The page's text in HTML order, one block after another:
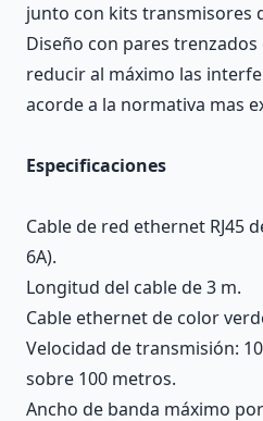
junto con kits transmisores
Diseño con pares
reducir al máximo las
acorde a la normativa mas
Especificaciones
Cable de red ethernet RJ45
6A).
Longitud del cable de 3 m.
Cable ethernet de color
Velocidad de transmisión:
sobre 100 metros.
Ancho de banda máximo